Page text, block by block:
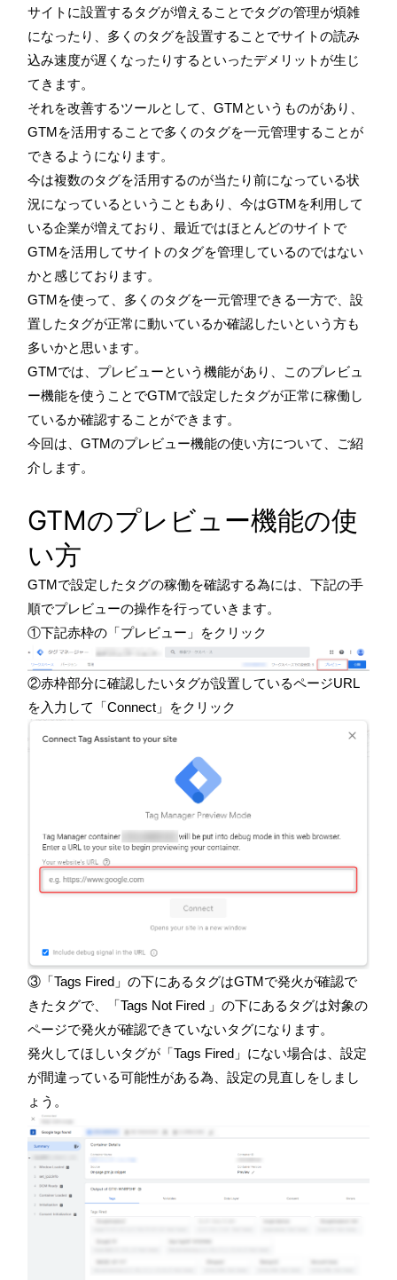
サイトに設置するタグが増えることでタグの管理が煩雑
になったり、多くのタグを設置することでサイトの読み
込み速度が遅くなったりするといったデメリットが生じ
てきます。
それを改善するツールとして、GTMというものがあり、
GTMを活用することで多くのタグを一元管理することが
できるようになります。
今は複数のタグを活用するのが当たり前になっている状
況になっているということもあり、今はGTMを利用して
いる企業が増えており、最近ではほとんどのサイトで
GTMを活用してサイトのタグを管理しているのではない
かと感じております。
GTMを使って、多くのタグを一元管理できる一方で、設
置したタグが正常に動いているか確認したいという方も
多いかと思います。
GTMでは、プレビューという機能があり、このプレビュ
ー機能を使うことでGTMで設定したタグが正常に稼働し
ているか確認することができます。
今回は、GTMのプレビュー機能の使い方について、ご紹
介します。
GTMのプレビュー機能の使
い方
GTMで設定したタグの稼働を確認する為には、下記の手
順でプレビューの操作を行っていきます。
①下記赤枠の「プレビュー」をクリック
②赤枠部分に確認したいタグが設置しているページURL
を入力して「Connect」をクリック
③「Tags Fired」の下にあるタグはGTMで発火が確認で
きたタグで、「Tags Not Fired 」の下にあるタグは対象の
ページで発火が確認できていないタグになります。
発火してほしいタグが「Tags Fired」にない場合は、設定
が間違っている可能性がある為、設定の見直しをしまし
ょう。